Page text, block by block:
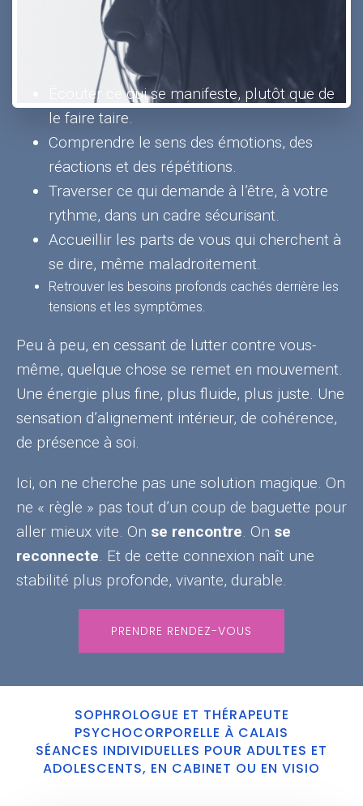
Écouter ce qui se manifeste, plutôt que de
le faire taire.
Comprendre le sens des émotions, des
réactions et des répétitions.
Traverser ce qui demande à l’être, à votre
rythme, dans un cadre sécurisant.
Accueillir les parts de vous qui cherchent à
se dire, même maladroitement.
Retrouver les besoins profonds cachés derrière les
tensions et les symptômes.
Peu à peu, en cessant de lutter contre vous-
même, quelque chose se remet en mouvement.
Une énergie plus fine, plus fluide, plus juste. Une
sensation d’alignement intérieur, de cohérence,
de présence à soi.
Ici, on ne cherche pas une solution magique. On
ne « règle » pas tout d’un coup de baguette pour
aller mieux vite. On se rencontre . On se
reconnecte . Et de cette connexion naît une
stabilité plus profonde, vivante, durable.
PRENDRE RENDEZ-VOUS
SOPHROLOGUE ET THÉRAPEUTE
PSYCHOCORPORELLE À CALAIS
SÉANCES INDIVIDUELLES POUR ADULTES ET
ADOLESCENTS, EN CABINET OU EN VISIO